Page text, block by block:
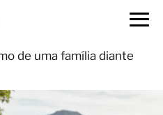
de uma família diante